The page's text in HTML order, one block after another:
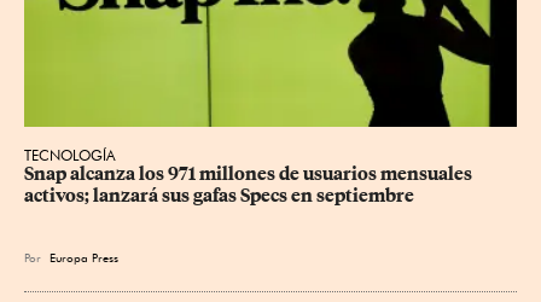
TECNOLOGÍA
Snap alcanza los 971 millones de usuarios mensuales
activos; lanzará sus gafas Specs en septiembre
Por Europa Press